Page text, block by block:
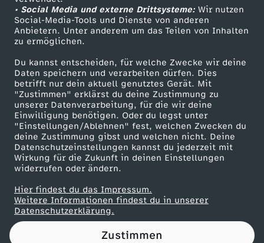
• Social Media und externe Drittsysteme:Wir nutzen
Social-Media-Tools und Dienste von anderen
Anbietern. Unter anderem um das Teilen von Inhalten
zu ermöglichen.
Du kannst entscheiden, für welche Zwecke wir deine
Daten speichern und verarbeiten dürfen. Dies
betrifft nur dein aktuell genutztes Gerät. Mit
"Zustimmen" erklärst du deine Zustimmung zu
unserer Datenverarbeitung, für die wir deine
Einwilligung benötigen. Oder du legst unter
"Einstellungen/Ablehnen" fest, welchen Zwecken du
deine Zustimmung gibst und welchen nicht. Deine
Datenschutzeinstellungen kannst du jederzeit mit
Wirkung für die Zukunft in deinen Einstellungen
widerrufen oder ändern.
Hier findest du das Impressum.
Weitere Informationen findest du in unserer
Datenschutzerklärung.
Zustimmen
o
r
:
F
r
i
e
d
ZDF Unternehmen
Karriere
ZDF goes Schule
Werbefernsehen
Mainzelmännchen
Partner